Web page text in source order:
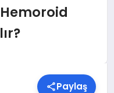
Paylaş